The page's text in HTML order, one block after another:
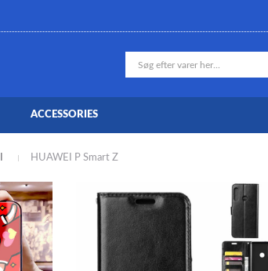
ACCESSORIES
HUAWEI P Smart Z